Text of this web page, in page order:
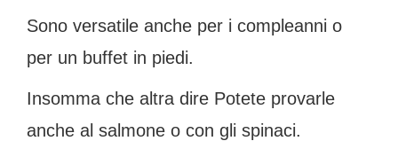
Sono versatile anche per i compleanni o
per un buffet in piedi.
Insomma che altra dire Potete provarle
anche al salmone o con gli spinaci.